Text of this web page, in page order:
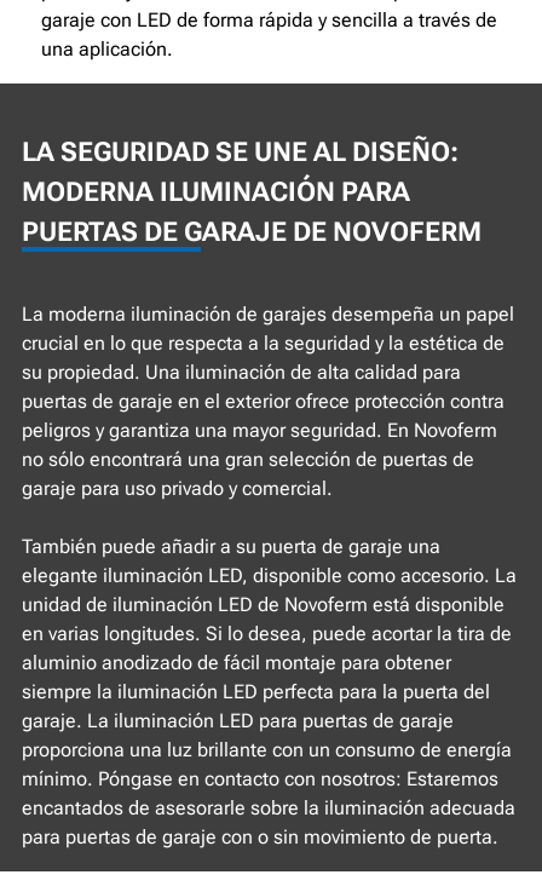
garaje con LED de forma rápida y sencilla a través de
una aplicación.
LA SEGURIDAD SE UNE AL DISEÑO:
MODERNA ILUMINACIÓN PARA
PUERTAS DE GARAJE DE NOVOFERM
La moderna iluminación de garajes desempeña un papel
crucial en lo que respecta a la seguridad y la estética de
su propiedad. Una iluminación de alta calidad para
puertas de garaje en el exterior ofrece protección contra
peligros y garantiza una mayor seguridad. En Novoferm
no sólo encontrará una gran selección de puertas de
garaje para uso privado y comercial.
También puede añadir a su puerta de garaje una
elegante iluminación LED, disponible como accesorio. La
unidad de iluminación LED de Novoferm está disponible
en varias longitudes. Si lo desea, puede acortar la tira de
aluminio anodizado de fácil montaje para obtener
siempre la iluminación LED perfecta para la puerta del
garaje. La iluminación LED para puertas de garaje
proporciona una luz brillante con un consumo de energía
mínimo. Póngase en contacto con nosotros: Estaremos
encantados de asesorarle sobre la iluminación adecuada
para puertas de garaje con o sin movimiento de puerta.